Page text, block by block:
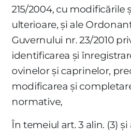
215/2004, cu modificările
ulterioare, şi ale
Guvernului nr. 23/2010
identificarea şi
ovinelor şi caprinelor,
modificarea şi
normative,
În temeiul art. 3 alin. (3) şi